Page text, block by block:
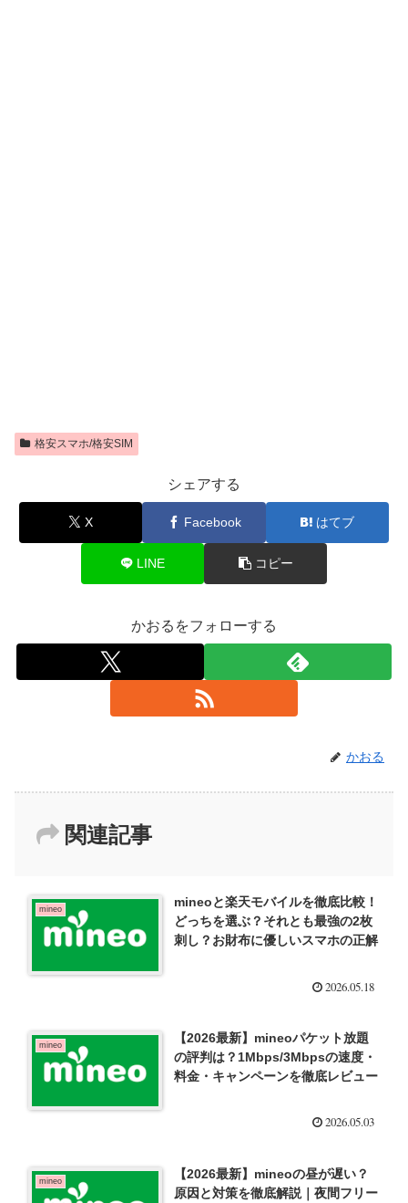
格安スマホ/格安SIM
シェアする
X Facebook はてブ
LINE コピー
かおるをフォローする
かおる
関連記事
mineo
mineoと楽天モバイルを徹底比較！
どっちを選ぶ？それとも最強の2枚
刺し？お財布に優しいスマホの正解
2026.05.18
mineo
【2026最新】mineoパケット放題
の評判は？1Mbps/3Mbpsの速度・
料金・キャンペーンを徹底レビュー
2026.05.03
mineo
【2026最新】mineoの昼が遅い？
原因と対策を徹底解説｜夜間フリー